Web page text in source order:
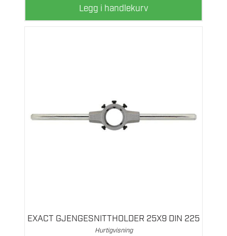
Legg i handlekurv
EXACT GJENGESNITTHOLDER 25X9 DIN 225
Hurtigvisning